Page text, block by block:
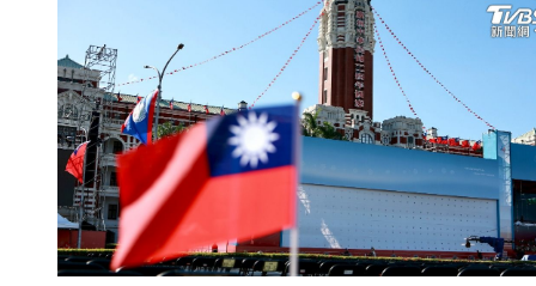
賴清德總統在國慶大會上發表演說。（圖／TVBS）